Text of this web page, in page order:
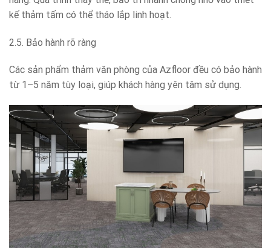
kế thảm tấm có thể tháo lắp linh hoạt.
2.5. Bảo hành rõ ràng
Các sản phẩm thảm văn phòng của Azfloor đều có bảo hành
từ 1–5 năm tùy loại, giúp khách hàng yên tâm sử dụng.